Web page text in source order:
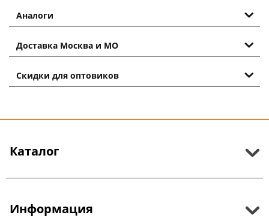
Аналоги
Доставка Москва и МО
Скидки для оптовиков
Каталог
Информация